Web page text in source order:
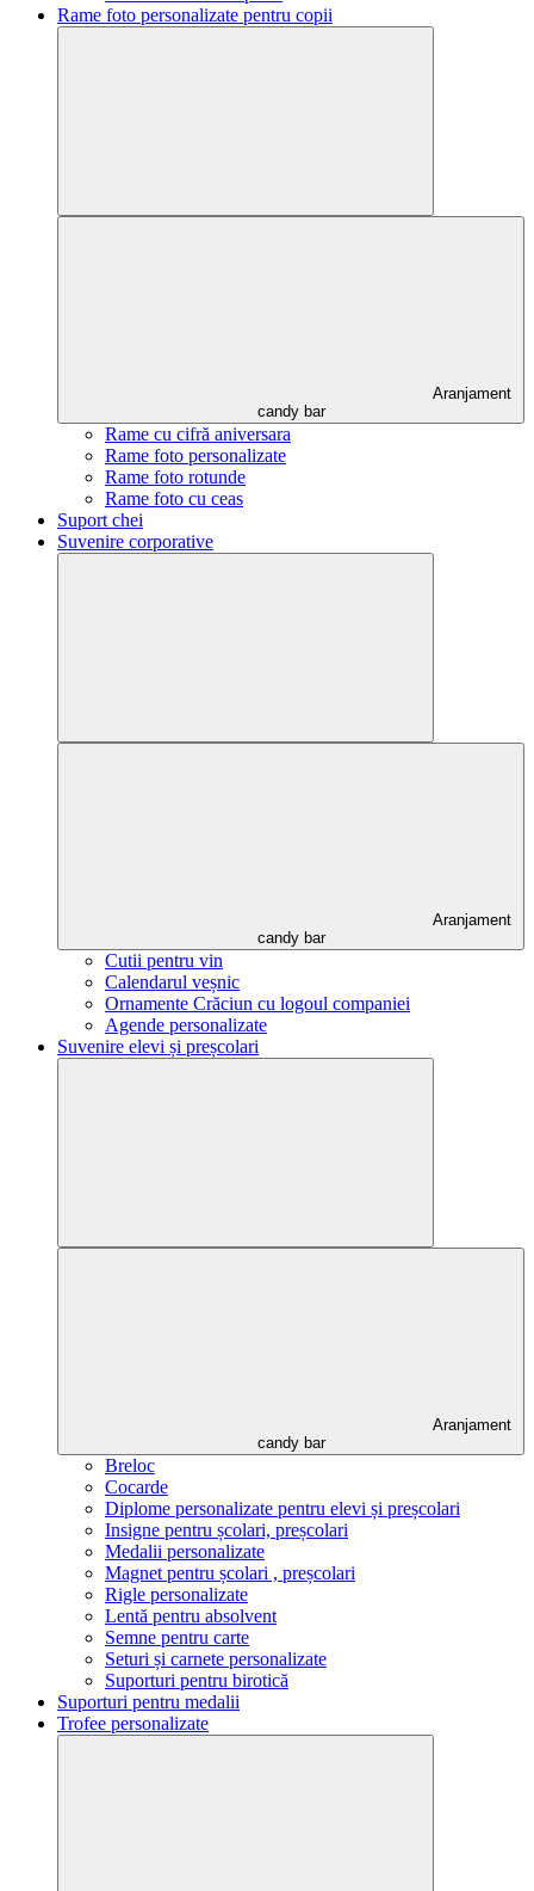
Rame foto personalizate pentru copii
Aranjament
candy bar
Rame cu cifră aniversara
Rame foto personalizate
Rame foto rotunde
Rame foto cu ceas
Suport chei
Suvenire corporative
Aranjament
candy bar
Cutii pentru vin
Calendarul veșnic
Ornamente Crăciun cu logoul companiei
Agende personalizate
Suvenire elevi și preșcolari
Aranjament
candy bar
Breloc
Cocarde
Diplome personalizate pentru elevi și preșcolari
Insigne pentru școlari, preșcolari
Medalii personalizate
Magnet pentru școlari , preșcolari
Rigle personalizate
Lentă pentru absolvent
Semne pentru carte
Seturi și carnete personalizate
Suporturi pentru birotică
Suporturi pentru medalii
Trofee personalizate